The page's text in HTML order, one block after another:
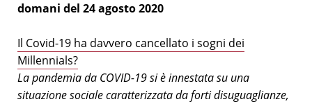
domani del 24 agosto 2020
Il Covid-19 ha davvero cancellato i sogni dei
Millennials?
La pandemia da COVID-19 si è innestata su una
situazione sociale caratterizzata da forti disuguaglianze,